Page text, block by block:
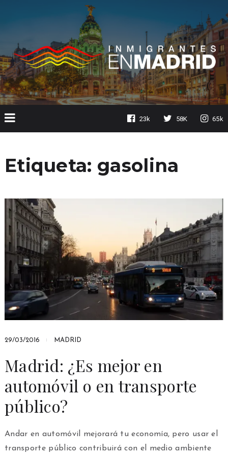
23k 58K 65k
Etiqueta: gasolina
29/03/2016 MADRID
Madrid: ¿Es mejor en
automóvil o en transporte
público?
Andar en automóvil mejorará tu economía, pero usar el
transporte público contribuirá con el medio ambiente